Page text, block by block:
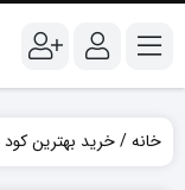
خانه خرید بهترین کود